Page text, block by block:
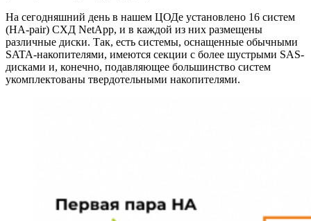
На сегодняшний день в нашем ЦОДе установлено 16 систем
(HA-pair) СХД NetApp, и в каждой из них размещены
различные диски. Так, есть системы, оснащенные обычными
SATA-накопителями, имеются секции с более шустрыми SAS-
дисками и, конечно, подавляющее большинство систем
укомплектованы твердотельными накопителями.